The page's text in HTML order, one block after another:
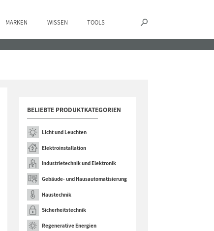
MARKEN WISSEN TOOLS
BELIEBTE PRODUKTKATEGORIEN
Licht und Leuchten
Elektroinstallation
Industrietechnik und Elektronik
Gebäude- und Hausautomatisierung
Haustechnik
Sicherheitstechnik
Regenerative Energien